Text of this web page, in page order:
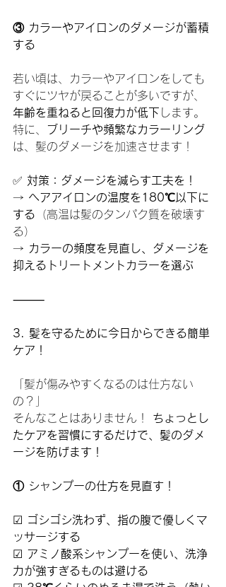
③ カラーやアイロンのダメージが蓄積
する
若い頃は、カラーやアイロンをしても
すぐにツヤが戻ることが多いですが、
年齢を重ねると回復力が低下 します。
特に、
ブリーチや頻繁なカラーリング
は、髪のダメージを加速させます！
✅ 対策：ダメージを減らす工夫を！
→ ヘアアイロンの温度を180℃以下に
する （高温は髪のタンパク質を破壊す
る）
→ カラーの頻度を見直し、ダメージを
抑えるトリートメントカラーを選ぶ
⸻
3. 髪を守るために今日からできる簡単
ケア！
「髪が傷みやすくなるのは仕方ない
の？」
そんなことはありません！ ちょっとし
たケアを習慣にするだけで、髪のダメ
ージを防げます！
① シャンプーの仕方を見直す！
☑ ゴシゴシ洗わず、指の腹で優しくマ
ッサージする
☑ アミノ酸系シャンプーを使い、洗浄
力が強すぎるものは避ける